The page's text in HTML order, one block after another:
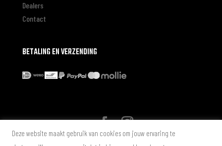
Dealers
Contact
BETALING EN VERZENDING
* Alle genoemde prijzen zijn in Euro inclusief BTW zonder
Deze website maakt gebruik van cookies om jouw ervaring te